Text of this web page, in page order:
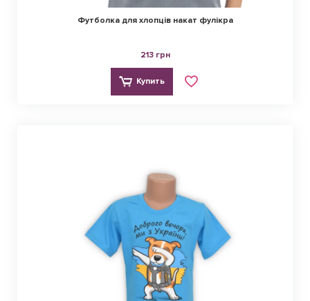
Футболка для хлопців накат фулікра
213 грн
Купить